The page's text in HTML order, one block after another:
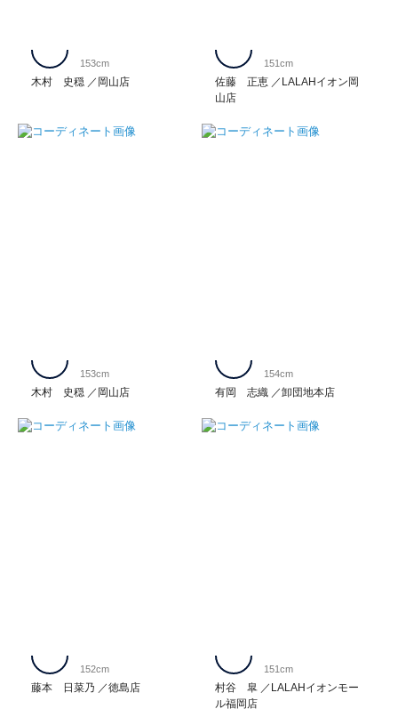
木村 史穏 岡山店
153cm
佐藤 正恵
LALAHイオン岡
山店
151cm
木村 史穏 岡山店
153cm
有岡 志織 卸団地本店
154cm
藤本 日菜乃 徳島店
152cm
村谷 皐
LALAHイオンモー
ル福岡店
151cm